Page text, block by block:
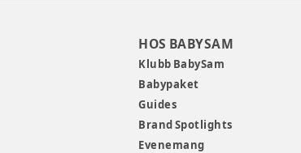
HOS BABYSAM
Klubb BabySam
Babypaket
Guides
Brand Spotlights
Evenemang